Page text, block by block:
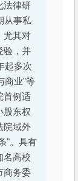
法律研
从事私
尤其对
验，并
起多次
商业"等
首例适
股东权
院域外
"。具有
名高校
商务委